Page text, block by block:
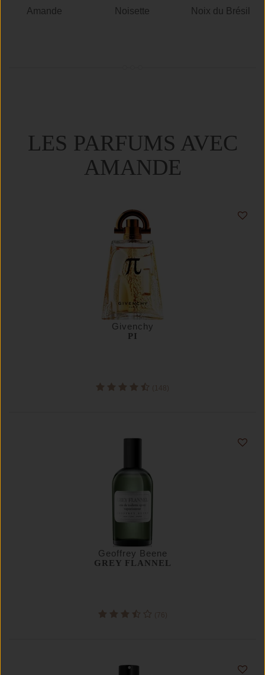
Amande Noisette Noix du Brésil
LES PARFUMS AVEC
AMANDE
Givenchy
PI
(148)
Geoffrey Beene
GREY FLANNEL
(76)